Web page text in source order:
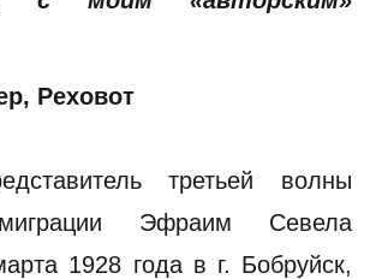
Реховот
третьей волны
Эфраим Севела
1928 года в г. Бобруйск,